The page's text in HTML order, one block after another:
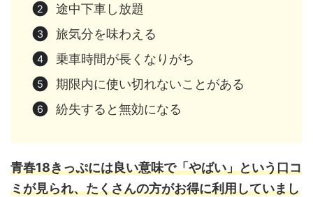
途中下車し放題
旅気分を味わえる
乗車時間が長くなりがち
期限内に使い切れないことがある
紛失すると無効になる
青春18きっぷには良い意味で「やばい」という口コ
ミが見られ、たくさんの方がお得に利用していまし